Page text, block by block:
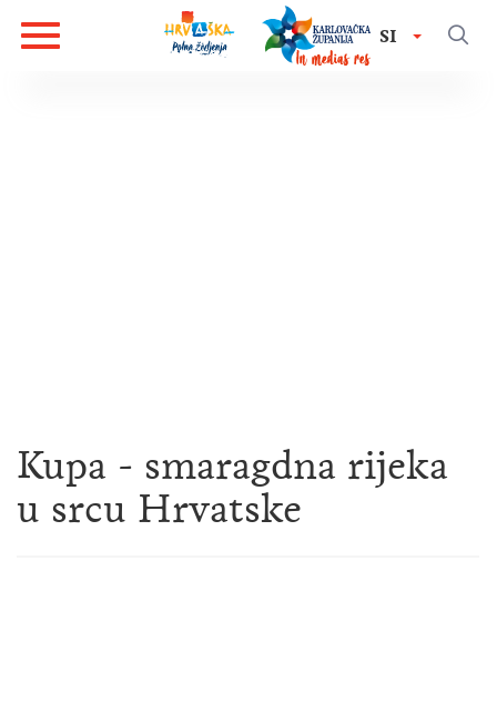
SI
Kupa - smaragdna rijeka
u srcu Hrvatske